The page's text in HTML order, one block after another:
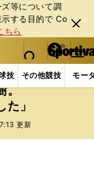
等について調
する⽬的で Co
ちら
閉じ
る
web Sportiva (webスポルティーバ)
検索
マイペ
ー
ジ
メニュ
技 その他競技 モー
Jリーグ オシム
。
」
更新